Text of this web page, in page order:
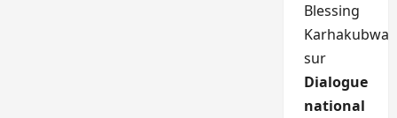
Blessing
Karhakubwa
sur
Dialogue
national